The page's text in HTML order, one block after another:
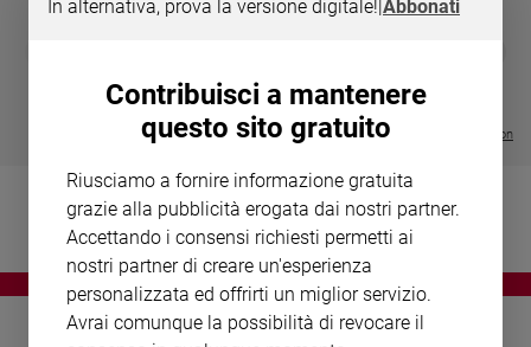
giorno
- VOL DA 1 AL 5
€ 64,50
Visualizza tutte le collection
In alternativa, prova la versione digitale!|Abbonati
Contribuisci a mantenere
questo sito gratuito
Riusciamo a fornire informazione gratuita
grazie alla pubblicità erogata dai nostri partner.
Accettando i consensi richiesti permetti ai
nostri partner di creare un'esperienza
personalizzata ed offrirti un miglior servizio.
Avrai comunque la possibilità di revocare il